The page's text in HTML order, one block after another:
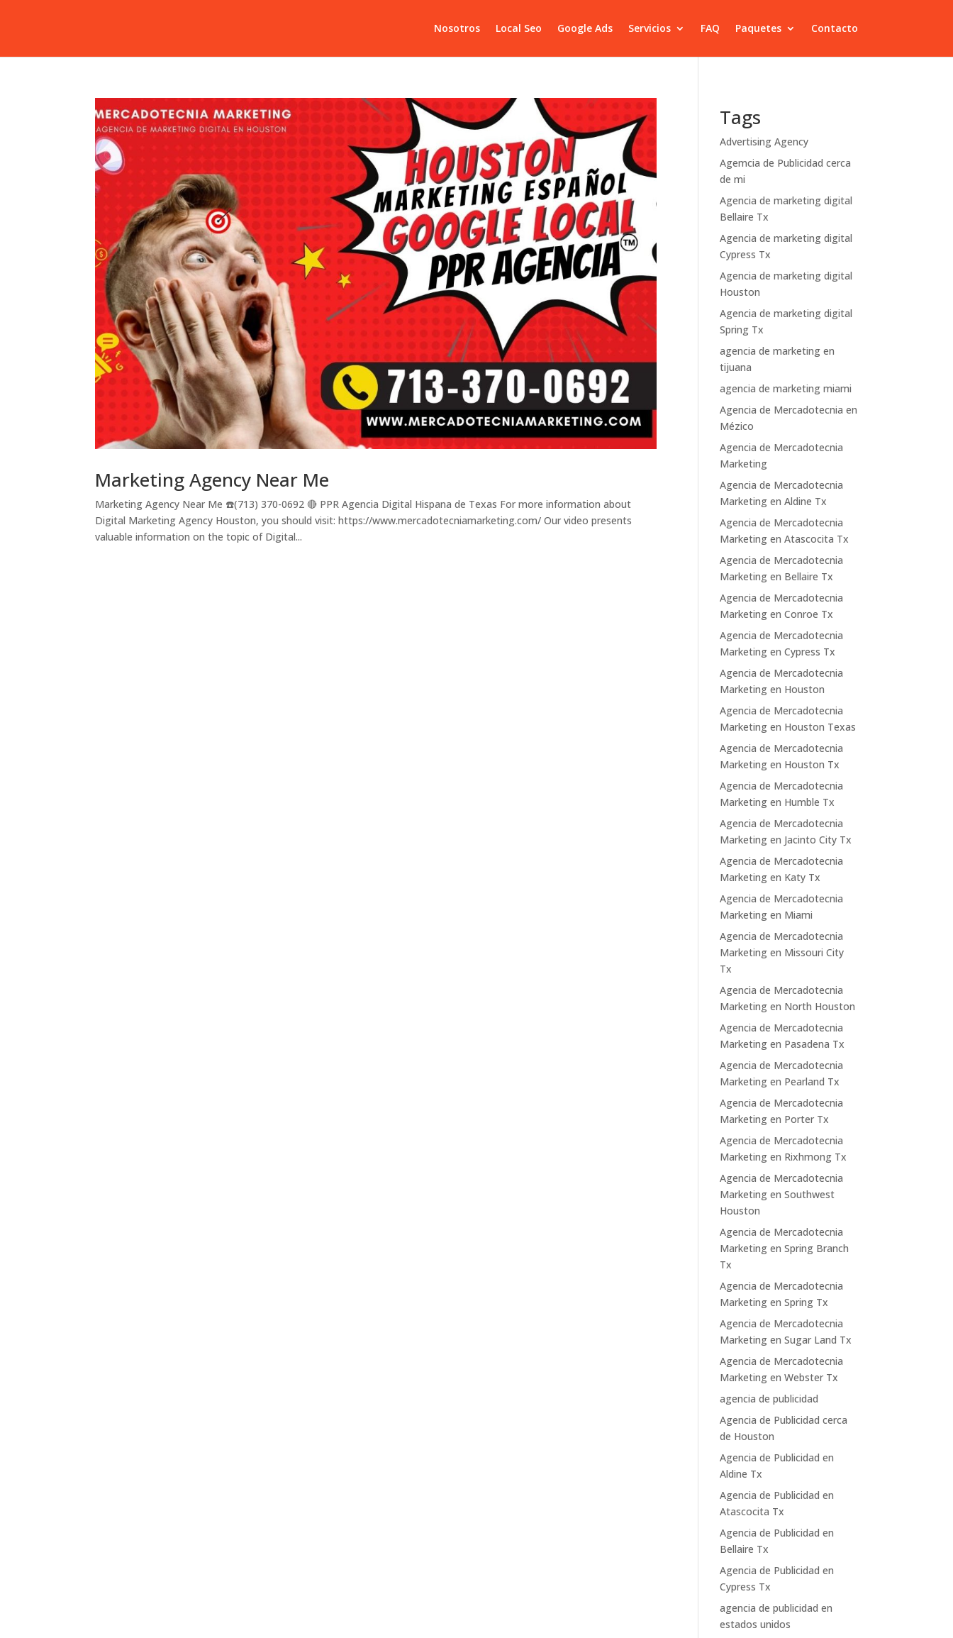
Nosotros Local Seo Google Ads Servicios FAQ Paquetes Contacto
Marketing Agency Near Me
Marketing Agency Near Me ☎️(713) 370-0692 🔴 PPR Agencia Digital Hispana de Texas For more information about
Digital Marketing Agency Houston, you should visit: https://www.mercadotecniamarketing.com/ Our video presents
valuable information on the topic of Digital...
Tags
Advertising Agency
Agemcia de Publicidad cerca
de mi
Agencia de marketing digital
Bellaire Tx
Agencia de marketing digital
Cypress Tx
Agencia de marketing digital
Houston
Agencia de marketing digital
Spring Tx
agencia de marketing en
tijuana
agencia de marketing miami
Agencia de Mercadotecnia en
Mézico
Agencia de Mercadotecnia
Marketing
Agencia de Mercadotecnia
Marketing en Aldine Tx
Agencia de Mercadotecnia
Marketing en Atascocita Tx
Agencia de Mercadotecnia
Marketing en Bellaire Tx
Agencia de Mercadotecnia
Marketing en Conroe Tx
Agencia de Mercadotecnia
Marketing en Cypress Tx
Agencia de Mercadotecnia
Marketing en Houston
Agencia de Mercadotecnia
Marketing en Houston Texas
Agencia de Mercadotecnia
Marketing en Houston Tx
Agencia de Mercadotecnia
Marketing en Humble Tx
Agencia de Mercadotecnia
Marketing en Jacinto City Tx
Agencia de Mercadotecnia
Marketing en Katy Tx
Agencia de Mercadotecnia
Marketing en Miami
Agencia de Mercadotecnia
Marketing en Missouri City
Tx
Agencia de Mercadotecnia
Marketing en North Houston
Agencia de Mercadotecnia
Marketing en Pasadena Tx
Agencia de Mercadotecnia
Marketing en Pearland Tx
Agencia de Mercadotecnia
Marketing en Porter Tx
Agencia de Mercadotecnia
Marketing en Rixhmong Tx
Agencia de Mercadotecnia
Marketing en Southwest
Houston
Agencia de Mercadotecnia
Marketing en Spring Branch
Tx
Agencia de Mercadotecnia
Marketing en Spring Tx
Agencia de Mercadotecnia
Marketing en Sugar Land Tx
Agencia de Mercadotecnia
Marketing en Webster Tx
agencia de publicidad
Agencia de Publicidad cerca
de Houston
Agencia de Publicidad en
Aldine Tx
Agencia de Publicidad en
Atascocita Tx
Agencia de Publicidad en
Bellaire Tx
Agencia de Publicidad en
Cypress Tx
agencia de publicidad en
estados unidos